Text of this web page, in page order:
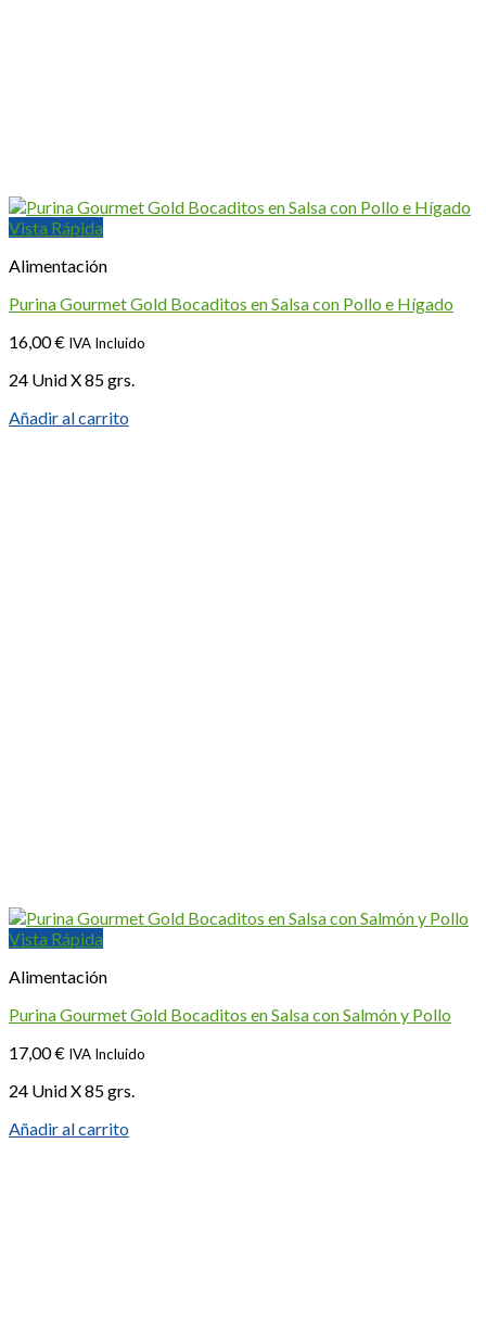
Vista Rápida
Alimentación
Purina Gourmet Gold Bocaditos en Salsa con Pollo e Hígado
16,00€ IVA Incluido
24 Unid X 85 grs.
Añadir al carrito
Vista Rápida
Alimentación
Purina Gourmet Gold Bocaditos en Salsa con Salmón y Pollo
17,00€ IVA Incluido
24 Unid X 85 grs.
Añadir al carrito